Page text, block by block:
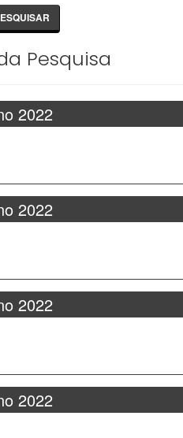
Pesquisa
2022
2022
2022
2022